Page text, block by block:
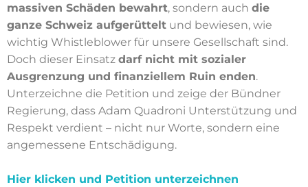
massiven Schäden bewahrt, sondern auch die
ganze Schweiz aufgerüttelt und bewiesen, wie
wichtig Whistleblower für unsere Gesellschaft sind.
Doch dieser Einsatz darf nicht mit sozialer
Ausgrenzung und finanziellem Ruin enden.
Unterzeichne die Petition und zeige der Bündner
Regierung, dass Adam Quadroni Unterstützung und
Respekt verdient – nicht nur Worte, sondern eine
angemessene Entschädigung.
Hier klicken und Petition unterzeichnen